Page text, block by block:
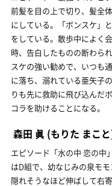
前髪を目の上で切り、髪全
にしている。「ボンスケ」
をしている。散歩中によく
時、告白したものの断わら
スケの強い勧めで、いつも
に落ち、溺れている亜矢子
りも先に救助に飛び込んだ
コラを助けることになる。
森田 眞 (もりた まこ
エピソード「水の中 恋の中
はD組で、幼なじみの泉モ
隠れそうなほど伸ばして右